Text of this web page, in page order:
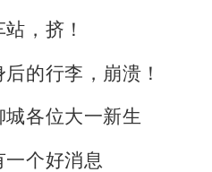
，挤！
的行李，崩溃！
城各位大一新生
一个好消息